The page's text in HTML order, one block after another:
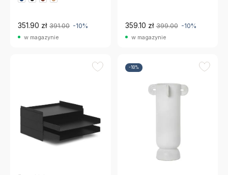
351.90 zł 391.00 -10%
w magazynie
359.10 zł 399.00 -10%
w magazynie
-10%